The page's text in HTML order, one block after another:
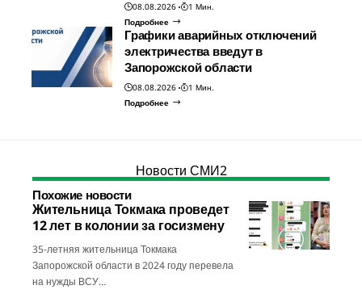
08.08.2026
1 Мин.
Подробнее
Графики аварийных отключений
электричества введут в
Запорожской области
08.08.2026
1 Мин.
Подробнее
Новости СМИ2
Похожие новости
Жительница Токмака проведет
12 лет в колонии за госизмену
35-летняя жительница Токмака
Запорожской области в 2024 году перевела
на нужды ВСУ…